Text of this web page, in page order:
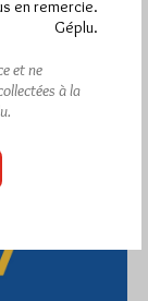
en remercie.
Géplu.
et ne
à la